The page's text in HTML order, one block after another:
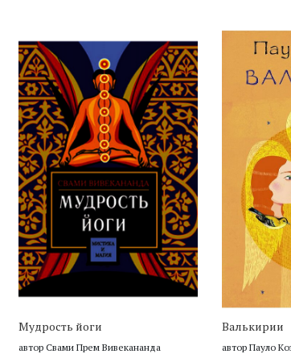
Мудрость йоги
автор Свами Прем Вивекананда
Валькирии
автор Пауло